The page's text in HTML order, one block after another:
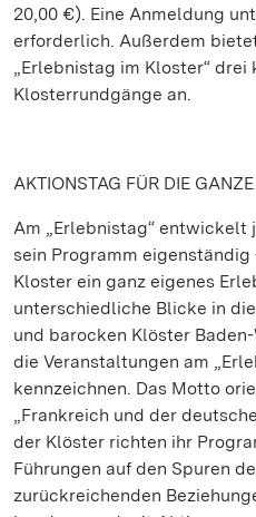
20,00 €). Eine Anmeldung
erforderlich. Außerdem
„Erlebnistag im Kloster“ drei
Klosterrundgänge an.
AKTIONSTAG FÜR DIE
Am „Erlebnistag“
sein Programm
Kloster ein ganz eigenes
unterschiedliche Blicke in
und barocken Klöster
die Veranstaltungen am
kennzeichnen. Das Motto
„Frankreich und der
der Klöster richten ihr
Führungen auf den Spuren
zurückreichenden